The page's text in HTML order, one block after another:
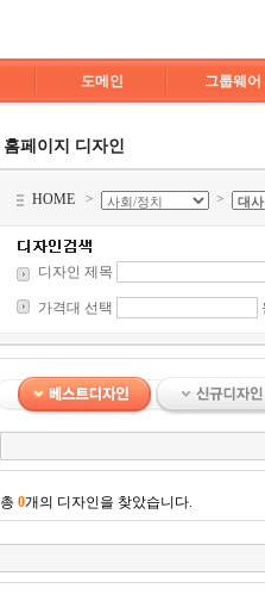
도메인 그룹웨어
홈페이지 디자인
HOME > >
디자인 제목
가격대 선택
총 0개의 디자인을 찾았습니다.